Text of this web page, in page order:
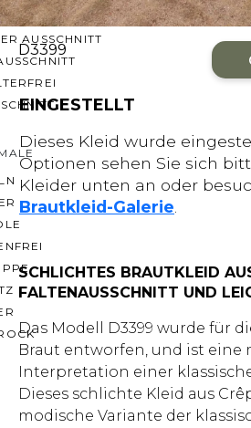
AUSSCHNITT
D3399
EINGESTELLT
Dieses Kleid wurde
Optionen sehen Sie sich
Kleider unten an oder
Brautkleid-Galerie.
SCHLICHTES BRAUTKLEID
FALTENAUSSCHNITT UND
Das Modell D3399 wurde für
Braut entworfen, und ist eine
Interpretation einer
Dieses schlichte Kleid aus
modische Variante der